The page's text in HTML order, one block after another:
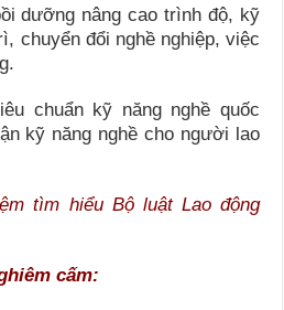
dưỡng nâng cao trình độ, kỹ
chuyển đổi nghề nghiệp, việc
chuẩn kỹ năng nghề quốc
kỹ năng nghề cho người lao
tìm hiểu Bộ luật Lao động
cấm: